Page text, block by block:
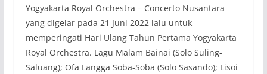
Yogyakarta Royal Orchestra – Concerto Nusantara
yang digelar pada 21 Juni 2022 lalu untuk
memperingati Hari Ulang Tahun Pertama Yogyakarta
Royal Orchestra. Lagu Malam Bainai (Solo Suling-
Saluang); Ofa Langga Soba-Soba (Solo Sasando); Lisoi